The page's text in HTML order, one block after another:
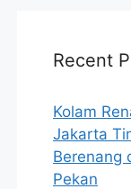
Recent
Kolam
Jakarta
Berenang
Pekan